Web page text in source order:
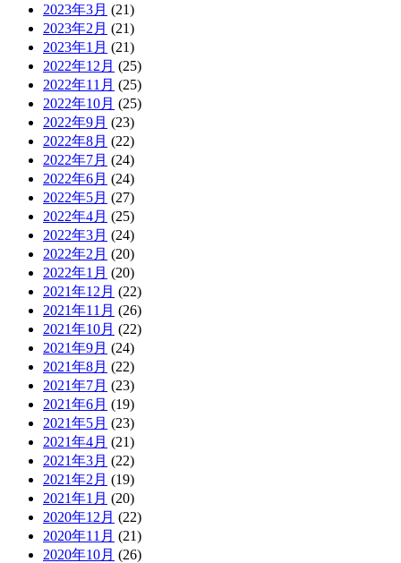
2023年3月 (21)
2023年2月 (21)
2023年1月 (21)
2022年12月 (25)
2022年11月 (25)
2022年10月 (25)
2022年9月 (23)
2022年8月 (22)
2022年7月 (24)
2022年6月 (24)
2022年5月 (27)
2022年4月 (25)
2022年3月 (24)
2022年2月 (20)
2022年1月 (20)
2021年12月 (22)
2021年11月 (26)
2021年10月 (22)
2021年9月 (24)
2021年8月 (22)
2021年7月 (23)
2021年6月 (19)
2021年5月 (23)
2021年4月 (21)
2021年3月 (22)
2021年2月 (19)
2021年1月 (20)
2020年12月 (22)
2020年11月 (21)
2020年10月 (26)